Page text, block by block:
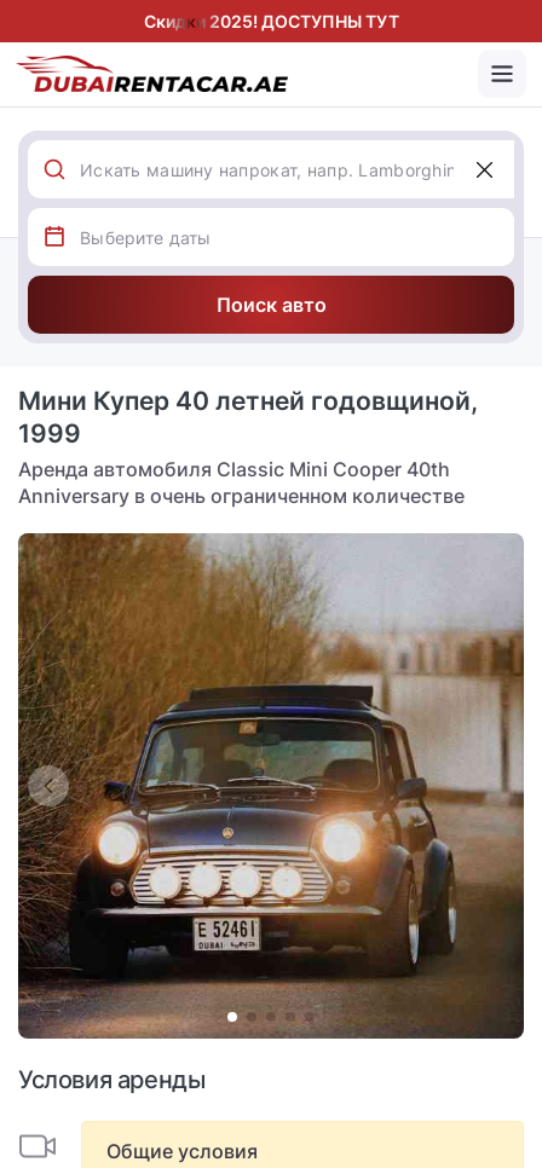
Скидки 2025! ДОСТУПНЫ ТУТ
Поиск авто
Мини Купер 40 летней годовщиной,
1999
Аренда автомобиля Classic Mini Cooper 40th
Anniversary в очень ограниченном количестве
Условия аренды
Общие условия